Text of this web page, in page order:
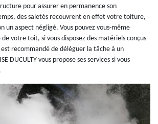
pour assurer en permanence son
des saletés recouvrent en effet votre toiture,
un aspect négligé. Vous pouvez vous-même
votre toit, si vous disposez des matériels conçus
recommandé de déléguer la tâche à un
DUCULTY vous propose ses services si vous